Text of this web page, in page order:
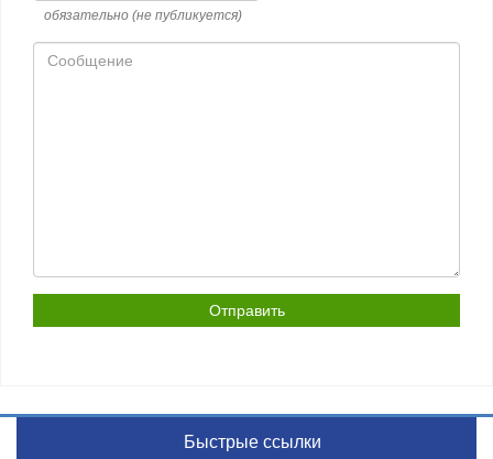
почты
обязательно (не публикуется)
Сообщение
Быстрые ссылки